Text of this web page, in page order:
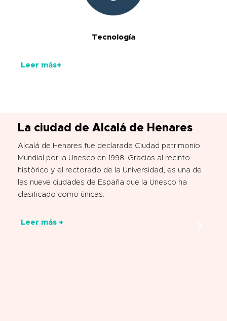
Tecnología
Leer más+
La ciudad de Alcalá de Henares
Alcalá de Henares fue declarada Ciudad patrimonio
Mundial por la Unesco en 1998. Gracias al recinto
histórico y el rectorado de la Universidad, es una de
las nueve ciudades de España que la Unesco ha
clasificado como únicas.
Leer más +